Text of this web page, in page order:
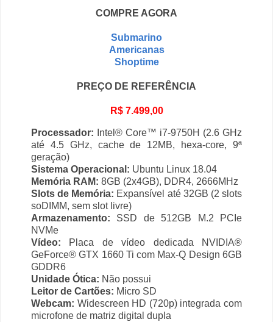
COMPRE AGORA
Submarino
Americanas
Shoptime
PREÇO DE REFERÊNCIA
R$ 7.499,00
Processador: Intel® Core™ i7-9750H (2.6 GHz
até 4.5 GHz, cache de 12MB, hexa-core, 9ª
geração)
Sistema Operacional: Ubuntu Linux 18.04
Memória RAM: 8GB (2x4GB), DDR4, 2666MHz
Slots de Memória: Expansível até 32GB (2 slots
soDIMM, sem slot livre)
Armazenamento: SSD de 512GB M.2 PCIe
NVMe
Vídeo: Placa de vídeo dedicada NVIDIA®
GeForce® GTX 1660 Ti com Max-Q Design 6GB
GDDR6
Unidade Ótica: Não possui
Leitor de Cartões: Micro SD
Webcam: Widescreen HD (720p) integrada com
microfone de matriz digital dupla